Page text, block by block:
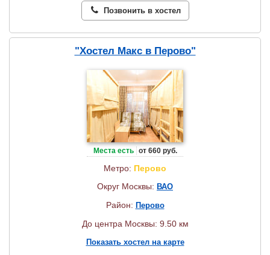
Позвонить в хостел
"Хостел Макс в Перово"
Места есть от 660 руб.
Метро: Перово
Округ Москвы: ВАО
Район: Перово
До центра Москвы: 9.50 км
Показать хостел на карте